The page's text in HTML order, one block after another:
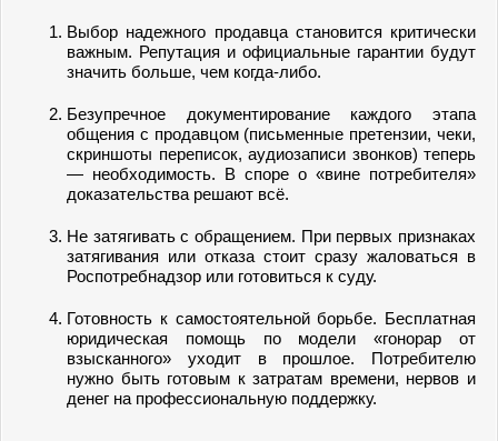
Выбор надежного продавца становится критически
важным. Репутация и официальные гарантии будут
значить больше, чем когда-либо.
Безупречное документирование каждого этапа
общения с продавцом (письменные претензии, чеки,
скриншоты переписок, аудиозаписи звонков) теперь
— необходимость. В споре о «вине потребителя»
доказательства решают всё.
Не затягивать с обращением. При первых признаках
затягивания или отказа стоит сразу жаловаться в
Роспотребнадзор или готовиться к суду.
Готовность к самостоятельной борьбе. Бесплатная
юридическая помощь по модели «гонорар от
взысканного» уходит в прошлое. Потребителю
нужно быть готовым к затратам времени, нервов и
денег на профессиональную поддержку.